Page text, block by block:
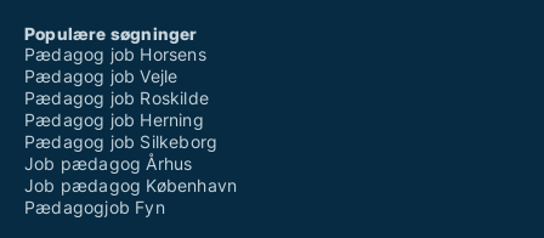
Populære søgninger
Pædagog job Horsens
Pædagog job Vejle
Pædagog job Roskilde
Pædagog job Herning
Pædagog job Silkeborg
Job pædagog Århus
Job pædagog København
Pædagogjob Fyn